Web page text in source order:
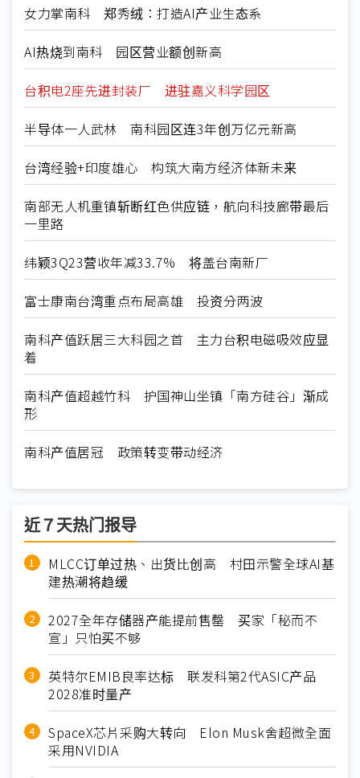
女力掌南科 郑秀绒：打造AI产业生态系
AI热烧到南科 园区营业额创新高
台积电2座先进封装厂 进驻嘉义科学园区
半导体一人武林 南科园区连3年创万亿元新高
台湾经验+印度雄心 构筑大南方经济体新未来
南部无人机重镇斩断红色供应链，航向科技廊带最后
一里路
纬颖3Q23营收年减33.7% 将盖台南新厂
富士康南台湾重点布局高雄 投资分两波
南科产值跃居三大科园之首 主力台积电磁吸效应显
着
南科产值超越竹科 护国神山坐镇「南方硅谷」渐成
形
南科产值居冠 政策转变带动经济
近７天热门报导
MLCC订单过热、出货比创高 村田示警全球AI基
建热潮将趋缓
2027全年存储器产能提前售罄 买家「秘而不
宣」只怕买不够
英特尔EMIB良率达标 联发科第2代ASIC产品
2028准时量产
SpaceX芯片采购大转向 Elon Musk舍超微全面
采用NVIDIA